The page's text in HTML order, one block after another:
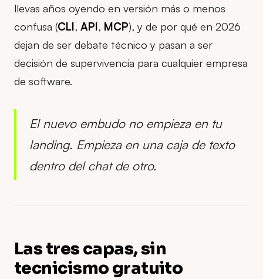
llevas años oyendo en versión más o menos
confusa (CLI, API, MCP), y de por qué en 2026
dejan de ser debate técnico y pasan a ser
decisión de supervivencia para cualquier empresa
de software.
El nuevo embudo no empieza en tu
landing. Empieza en una caja de texto
dentro del chat de otro.
Las tres capas, sin
tecnicismo gratuito